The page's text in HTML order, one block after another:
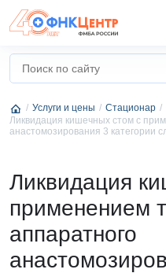
Услуги и цены Стационар
Ликвидация кишечных стом с
анастомозирования 3 категории
Ликвидация
применением
аппаратного